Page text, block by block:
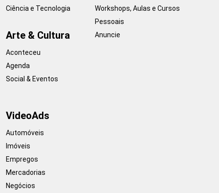
Ciência e Tecnologia
Arte & Cultura
Aconteceu
Agenda
Social & Eventos
Workshops, Aulas e Cursos
Pessoais
Anuncie
VideoAds
Automóveis
Imóveis
Empregos
Mercadorias
Negócios